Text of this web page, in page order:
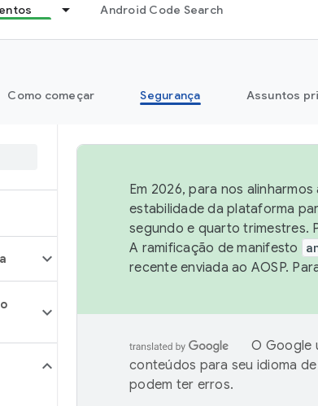
Android Code Search
Como começar Segurança Assuntos
Em 2026, para nos
estabilidade da plataforma
segundo e quarto trimestres.
A ramificação de manifesto
recente enviada ao AOSP.
O Google
conteúdos para seu idioma
podem ter erros.